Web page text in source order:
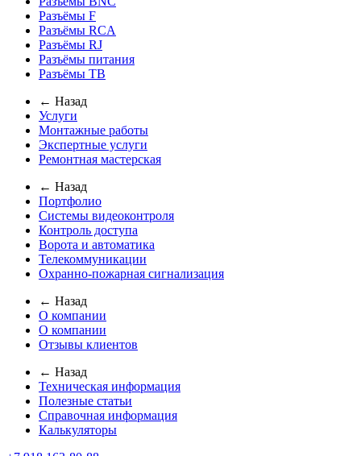
Разъёмы F
Разъёмы RCA
Разъёмы RJ
Разъёмы питания
Разъёмы ТВ
← Назад
Услуги
Монтажные работы
Экспертные услуги
Ремонтная мастерская
← Назад
Портфолио
Системы видеоконтроля
Контроль доступа
Ворота и автоматика
Телекоммуникации
Охранно-пожарная сигнализация
← Назад
О компании
О компании
Отзывы клиентов
← Назад
Техническая информация
Полезные статьи
Справочная информация
Калькуляторы